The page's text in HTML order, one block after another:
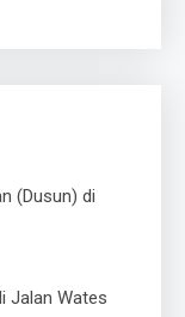
(Dusun) di
Jalan Wates